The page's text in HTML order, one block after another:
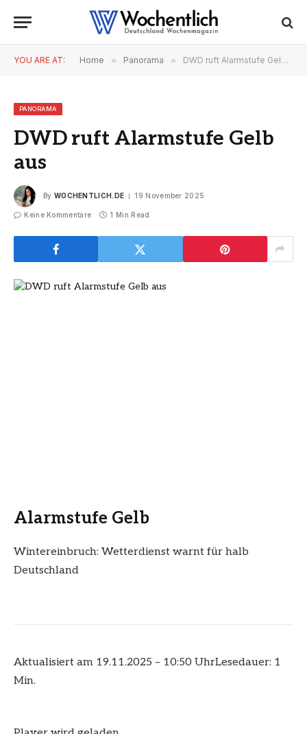
YOU ARE AT: Home » Panorama » DWD ruft Alarmstufe Gelb aus
PANORAMA
DWD ruft Alarmstufe Gelb
aus
By WOCHENTLICH.DE 19 November 2025
Keine Kommentare 1 Min Read
Alarmstufe Gelb
Wintereinbruch: Wetterdienst warnt für halb
Deutschland
Aktualisiert am 19.11.2025 – 10:50 UhrLesedauer: 1
Min.